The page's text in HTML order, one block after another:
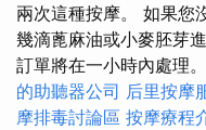
兩次這種按摩。 如果
幾滴蓖麻油或小麥胚芽
訂單將在一小時內處理
的助聽器公司 后里按摩
摩排毒討論區 按摩療程